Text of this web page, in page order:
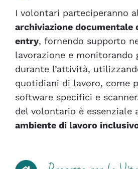
I volontari parteciperanno
archiviazione documentale
entry, fornendo supporto
lavorazione e monitorando
durante l’attività,
quotidiani di lavoro, come
software specifici e
del volontario è essenziale
ambiente di lavoro